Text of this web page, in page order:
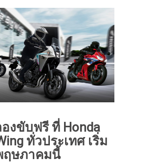
งขับฟรี ที่ Honda
ทั่วประเทศ เริ่ม
ฤษภาคมนี้